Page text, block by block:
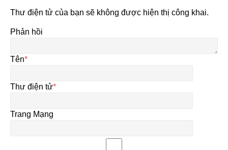
Thư điện tử của bạn sẽ không được hiện thị công khai.
Phản hồi
Tên*
Thư điện tử*
Trang Mạng